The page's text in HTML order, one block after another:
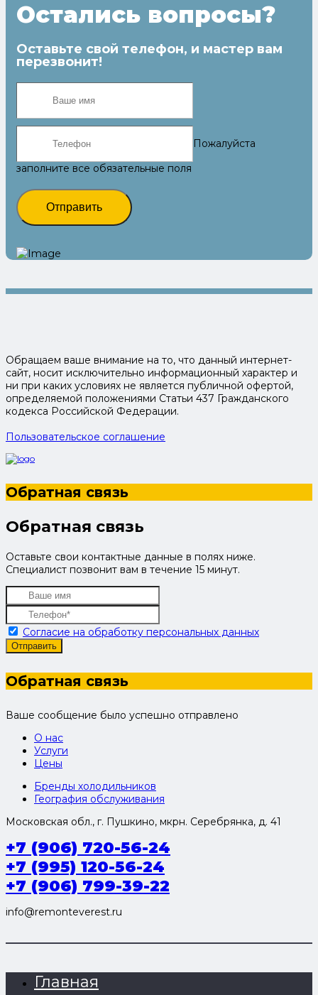
Остались вопросы?
Оставьте свой телефон, и мастер вам
перезвонит!
Пожалуйста
заполните все обязательные поля
Отправить
Обращаем ваше внимание на то, что данный интернет-
сайт, носит исключительно информационный характер и
ни при каких условиях не является публичной офертой,
определяемой положениями Статьи 437 Гражданского
кодекса Российской Федерации.
Пользовательское соглашение
Обратная связь
Обратная связь
Оставьте свои контактные данные в полях ниже.
Специалист позвонит вам в течение 15 минут.
Согласие на обработку персональных данных
Отправить
Обратная связь
Ваше сообщение было успешно отправлено
О нас
Услуги
Цены
Бренды холодильников
География обслуживания
Московская обл., г. Пушкино, мкрн. Серебрянка, д. 41
+7 (906) 720-56-24
+7 (995) 120-56-24
+7 (906) 799-39-22
info@remonteverest.ru
Главная